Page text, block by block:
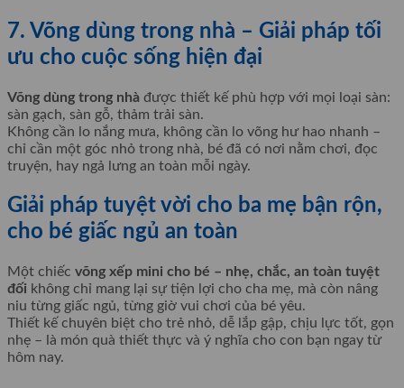
7. Võng dùng trong nhà – Giải pháp tối
ưu cho cuộc sống hiện đại
Võng dùng trong nhà được thiết kế phù hợp với mọi loại sàn:
sàn gạch, sàn gỗ, thảm trải sàn.
Không cần lo nắng mưa, không cần lo võng hư hao nhanh –
chỉ cần một góc nhỏ trong nhà, bé đã có nơi nằm chơi, đọc
truyện, hay ngả lưng an toàn mỗi ngày.
Giải pháp tuyệt vời cho ba mẹ bận rộn,
cho bé giấc ngủ an toàn
Một chiếc võng xếp mini cho bé – nhẹ, chắc, an toàn tuyệt
đối không chỉ mang lại sự tiện lợi cho cha mẹ, mà còn nâng
niu từng giấc ngủ, từng giờ vui chơi của bé yêu.
Thiết kế chuyên biệt cho trẻ nhỏ, dễ lắp gập, chịu lực tốt, gọn
nhẹ – là món quà thiết thực và ý nghĩa cho con bạn ngay từ
hôm nay.